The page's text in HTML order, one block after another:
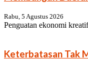
Rabu, 5 Agustus 2026
Penguatan ekonomi
Keterbatasan Tak